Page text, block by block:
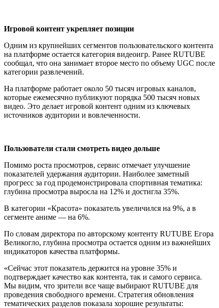
Игровой контент укрепляет позиции
Одним из крупнейших сегментов пользовательского контента
на платформе остается категория видеоигр. Ранее RUTUBE
сообщал, что она занимает второе место по объему UGC после
категории развлечений.
На платформе работает около 50 тысяч игровых каналов,
которые ежемесячно публикуют порядка 500 тысяч новых
видео. Это делает игровой контент одним из ключевых
источников аудитории и вовлеченности.
Пользователи стали смотреть видео дольше
Помимо роста просмотров, сервис отмечает улучшение
показателей удержания аудитории. Наиболее заметный
прогресс за год продемонстрировала спортивная тематика:
глубина просмотра выросла на 12% и достигла 35%.
В категории «Красота» показатель увеличился на 9%, а в
сегменте аниме — на 6%.
По словам директора по авторскому контенту RUTUBE Егора
Великогло, глубина просмотра остается одним из важнейших
индикаторов качества платформы.
«Сейчас этот показатель держится на уровне 35% и
подтверждает качество как контента, так и самого сервиса.
Мы видим, что зрители все чаще выбирают RUTUBE для
проведения свободного времени. Стратегия обновления
тематических разделов показала хорошие результаты: